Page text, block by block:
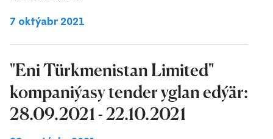
7 oktýabr 2021
"Eni Türkmenistan Limited"
kompaniýasy tender yglan edýär:
28.09.2021 - 22.10.2021